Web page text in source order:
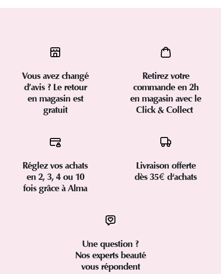
Vous avez changé
d’avis ? Le retour
en magasin est
gratuit
Retirez votre
commande en 2h
en magasin avec le
Click & Collect
Réglez vos achats
en 2, 3, 4 ou 10
fois grâce à Alma
Livraison offerte
dès 35€ d'achats
Une question ?
Nos experts beauté
vous répondent